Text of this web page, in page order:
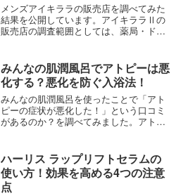
メンズアイキララの販売店を調べてみた
結果を公開しています。アイキララⅡの
販売店の調査範囲としては、薬局・ドラ
の中から最もお得に商品をゲットできる
販売店も紹介しています。
みんなの肌潤風呂でアトピーは悪
化する？悪化を防ぐ入浴法！
みんなの肌潤風呂を使ったことで「アト
ピーの症状が悪化した！」という口コミ
があるのか？を調べてみました。アトピ
方の口コミから、そのコツを参考にして
アトピーの悩みから解放されることを願
っています。
ハーリス ラップリフトセラムの
使い方！効果を高める4つの注意
点